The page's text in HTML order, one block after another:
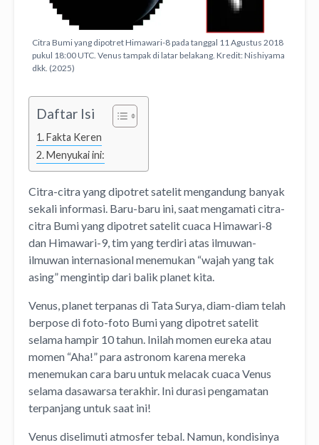
Citra Bumi yang dipotret Himawari-8 pada tanggal 11 Agustus 2018
pukul 18:00 UTC. Venus tampak di latar belakang. Kredit: Nishiyama
dkk. (2025)
Daftar Isi
Fakta Keren
Menyukai ini:
Citra-citra yang dipotret satelit mengandung banyak
sekali informasi. Baru-baru ini, saat mengamati citra-
citra Bumi yang dipotret satelit cuaca Himawari-8
dan Himawari-9, tim yang terdiri atas ilmuwan-
ilmuwan internasional menemukan “wajah yang tak
asing” mengintip dari balik planet kita.
Venus, planet terpanas di Tata Surya, diam-diam telah
berpose di foto-foto Bumi yang dipotret satelit
selama hampir 10 tahun. Inilah momen eureka atau
momen “Aha!” para astronom karena mereka
menemukan cara baru untuk melacak cuaca Venus
selama dasawarsa terakhir. Ini durasi pengamatan
terpanjang untuk saat ini!
Venus diselimuti atmosfer tebal. Namun, kondisinya